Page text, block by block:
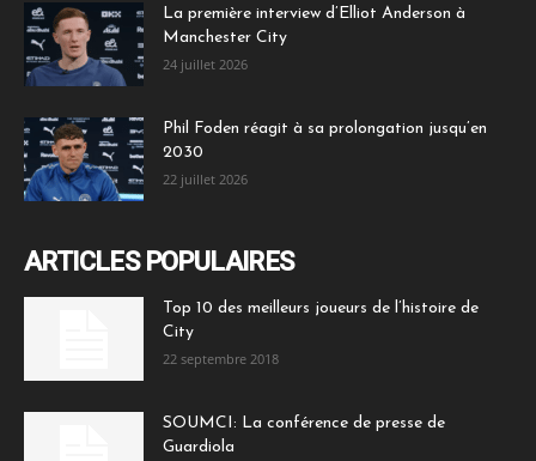
La première interview d’Elliot Anderson à
Manchester City
24 juillet 2026
Phil Foden réagit à sa prolongation jusqu’en
2030
22 juillet 2026
ARTICLES POPULAIRES
Top 10 des meilleurs joueurs de l’histoire de
City
22 septembre 2018
SOUMCI: La conférence de presse de
Guardiola